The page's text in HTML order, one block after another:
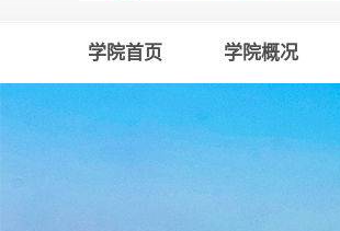
学院首页 学院概况